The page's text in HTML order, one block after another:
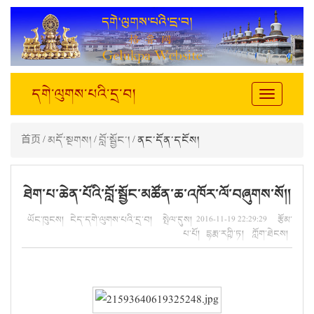
Toggle
navigation
དགེ་ལུགས་པའི་དྲ་བ།
首页/མདོ་སྔགས།/བློ་སྦྱོང་།/ ནང་དོན་དངོས།
ཐེག་པ་ཆེན་པོའི་བློ་སྦྱོང་མཚོན་ཆ་འཁོར་ལོ་བཞུགས་སོ།།
ཡོང་ཁུངས། ངེད་དགེ་ལུགས་པའི་དྲ་བ། སྤེལ་དུས། 2016-11-19 22:29:29 རྩོམ་
པ་པོ། དྷརྨ་རཀྵི་ཏ། ཀློག་ཐེངས།